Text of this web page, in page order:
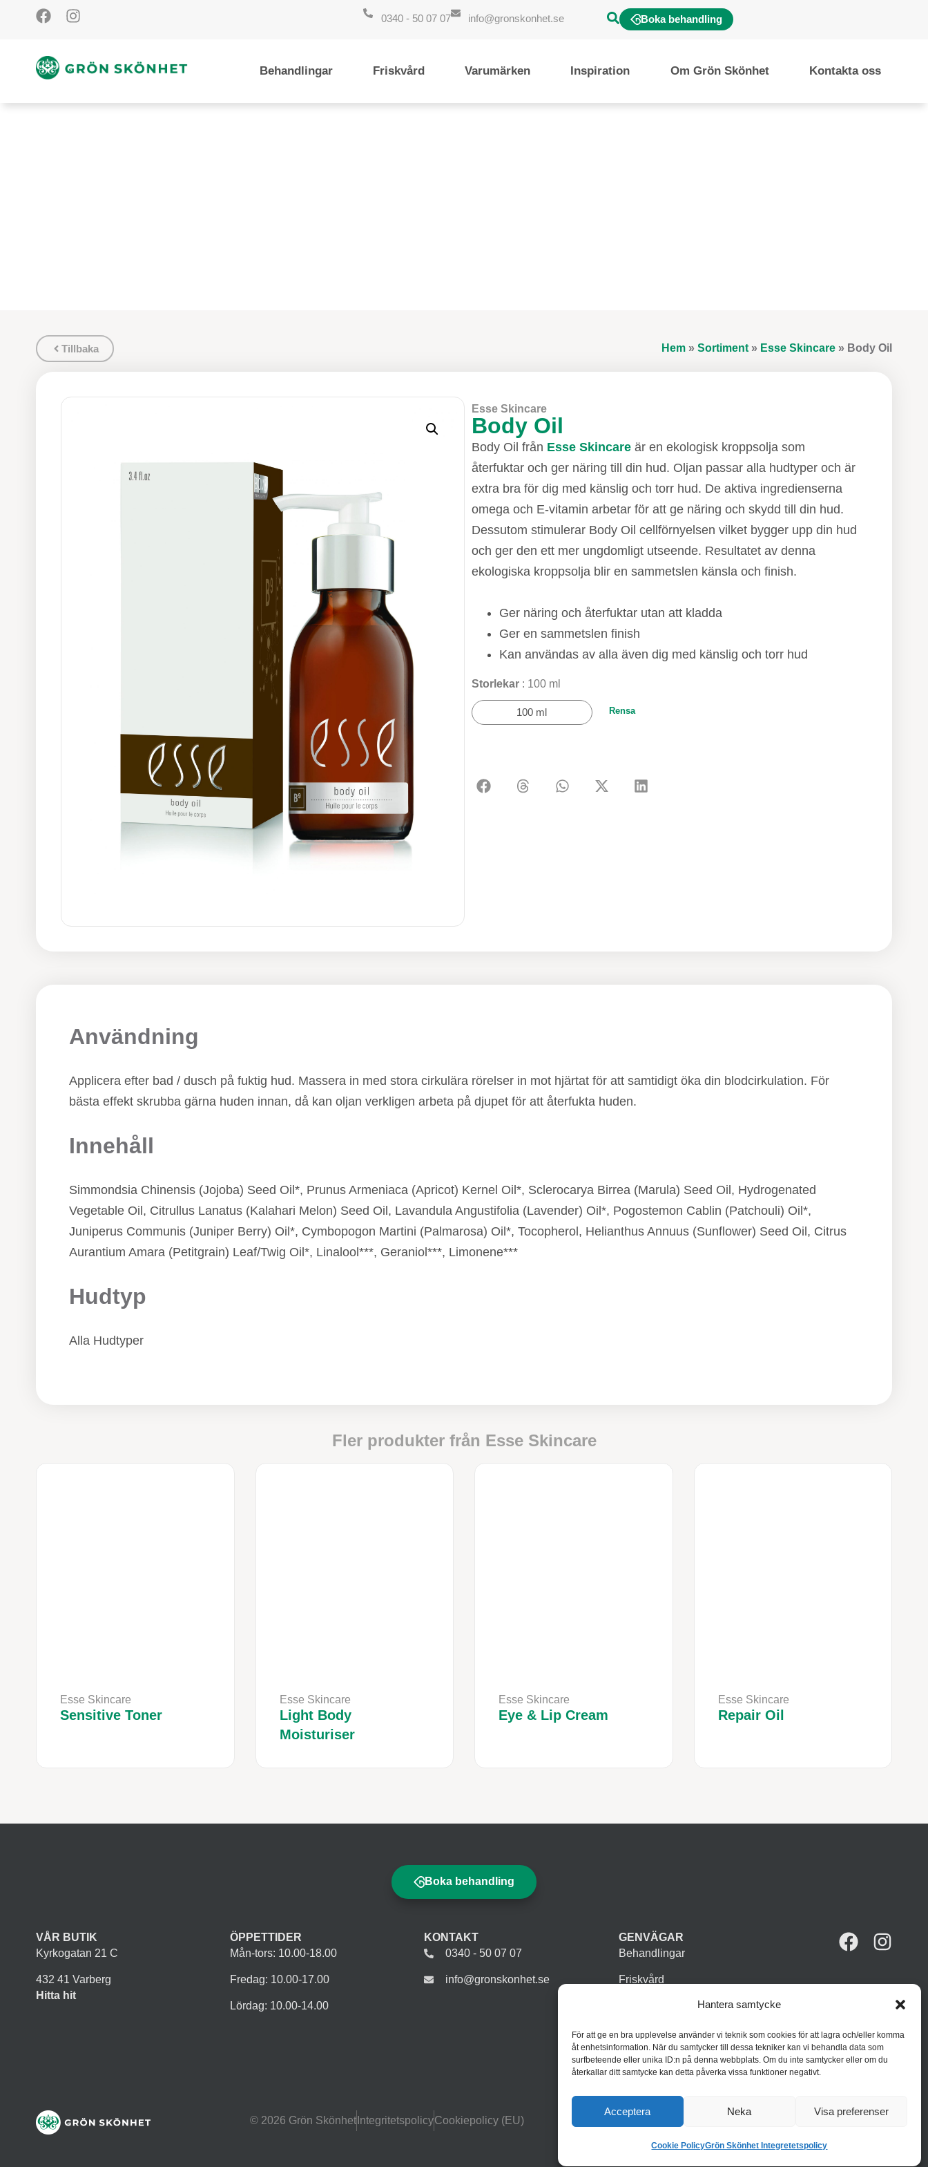
Hantera samtycke
För att ge en bra upplevelse använder vi teknik som cookies för att lagra och/eller komma
åt enhetsinformation. När du samtycker till dessa tekniker kan vi behandla data som
surfbeteende eller unika ID:n på denna webbplats. Om du inte samtycker eller om du
återkallar ditt samtycke kan detta påverka vissa funktioner negativt.
Acceptera Neka Visa preferenser
Cookie PolicyGrön Skönhet Integretetspolicy
0340 - 50 07 07 info@gronskonhet.se Boka behandling
Behandlingar Friskvård Varumärken Inspiration Om Grön Skönhet Kontakta oss
Tillbaka Hem » Sortiment » Esse Skincare » Body Oil
Esse Skincare
Body Oil
Body Oil från Esse Skincareär en ekologisk kroppsolja som
återfuktar och ger näring till din hud. Oljan passar alla hudtyper och är
extra bra för dig med känslig och torr hud. De aktiva ingredienserna
omega och E-vitamin arbetar för att ge näring och skydd till din hud.
Dessutom stimulerar Body Oil cellförnyelsen vilket bygger upp din hud
och ger den ett mer ungdomligt utseende. Resultatet av denna
ekologiska kroppsolja blir en sammetslen känsla och finish.
Ger näring och återfuktar utan att kladda
Ger en sammetslen finish
Kan användas av alla även dig med känslig och torr hud
Storlekar 100 ml
100 ml Rensa
Användning
Applicera efter bad / dusch på fuktig hud. Massera in med stora cirkulära rörelser in mot hjärtat för att samtidigt öka din blodcirkulation. För
bästa effekt skrubba gärna huden innan, då kan oljan verkligen arbeta på djupet för att återfukta huden.
Innehåll
Simmondsia Chinensis (Jojoba) Seed Oil*, Prunus Armeniaca (Apricot) Kernel Oil*, Sclerocarya Birrea (Marula) Seed Oil, Hydrogenated
Vegetable Oil, Citrullus Lanatus (Kalahari Melon) Seed Oil, Lavandula Angustifolia (Lavender) Oil*, Pogostemon Cablin (Patchouli) Oil*,
Juniperus Communis (Juniper Berry) Oil*, Cymbopogon Martini (Palmarosa) Oil*, Tocopherol, Helianthus Annuus (Sunflower) Seed Oil, Citrus
Aurantium Amara (Petitgrain) Leaf/Twig Oil*, Linalool***, Geraniol***, Limonene***
Hudtyp
Alla Hudtyper
Fler produkter från Esse Skincare
Esse Skincare
Sensitive Toner
Esse Skincare
Light Body
Moisturiser
Esse Skincare
Eye & Lip Cream
Esse Skincare
Repair Oil
Boka behandling
VÅR BUTIK
Kyrkogatan 21 C
432 41 Varberg
Hitta hit
ÖPPETTIDER
Mån-tors: 10.00-18.00
Fredag: 10.00-17.00
Lördag: 10.00-14.00
KONTAKT
0340 - 50 07 07
info@gronskonhet.se
GENVÄGAR
Behandlingar
Friskvård
Varumärken
Inspiration
© 2026 Grön Skönhet IntegritetspolicyCookiepolicy (EU)